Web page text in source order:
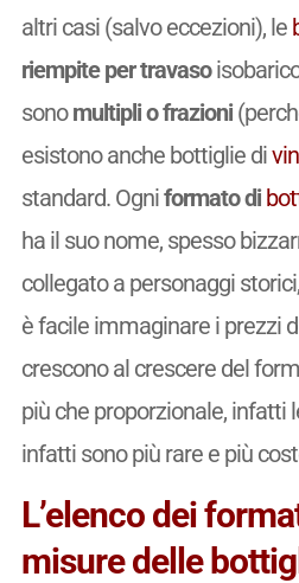
altri casi (salvo eccezioni), le
riempite per travaso
sonomultipli o frazioni
esistono anche bottiglie di
standard. Ogniformato di
ha il suo nome, spesso
collegato a personaggi
è facile immaginare i prezzi
crescono al crescere del
più che proporzionale, infatti
infatti sono più rare e più
L’elenco dei
misure delle